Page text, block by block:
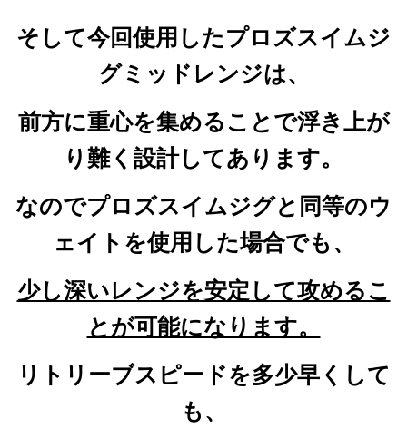
そして今回使用したプロズスイムジ
グミッドレンジは、
前方に重心を集めることで浮き上が
り難く設計してあります。
なのでプロズスイムジグと同等のウ
ェイトを使用した場合でも、
少し深いレンジを安定して攻めるこ
とが可能になります。
リトリーブスピードを多少早くして
も、